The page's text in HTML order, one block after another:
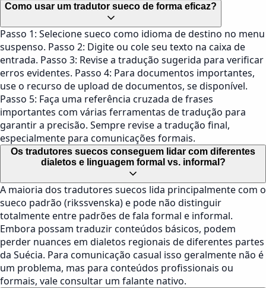
Como usar um tradutor sueco de forma eficaz?
Passo 1: Selecione sueco como idioma de destino no menu
suspenso. Passo 2: Digite ou cole seu texto na caixa de
entrada. Passo 3: Revise a tradução sugerida para verificar
erros evidentes. Passo 4: Para documentos importantes,
use o recurso de upload de documentos, se disponível.
Passo 5: Faça uma referência cruzada de frases
importantes com várias ferramentas de tradução para
garantir a precisão. Sempre revise a tradução final,
especialmente para comunicações formais.
Os tradutores suecos conseguem lidar com diferentes
dialetos e linguagem formal vs. informal?
A maioria dos tradutores suecos lida principalmente com o
sueco padrão (rikssvenska) e pode não distinguir
totalmente entre padrões de fala formal e informal.
Embora possam traduzir conteúdos básicos, podem
perder nuances em dialetos regionais de diferentes partes
da Suécia. Para comunicação casual isso geralmente não é
um problema, mas para conteúdos profissionais ou
formais, vale consultar um falante nativo.